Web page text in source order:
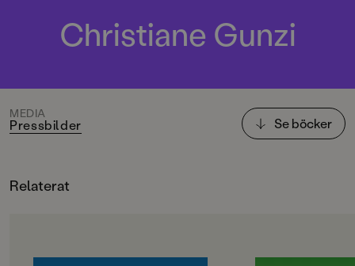
Christiane Gunzi
MEDIA
Pressbilder Se böcker
Relaterat
OM BOKEN OM BOKEN